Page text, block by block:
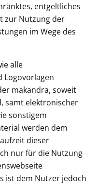
entgeltliches
zur Nutzung der
im Wege des
alle
Logovorlagen
makandra, soweit
samt elektronischer
sonstigem
werden dem
dieser
nur für die Nutzung
ist dem Nutzer jedoch